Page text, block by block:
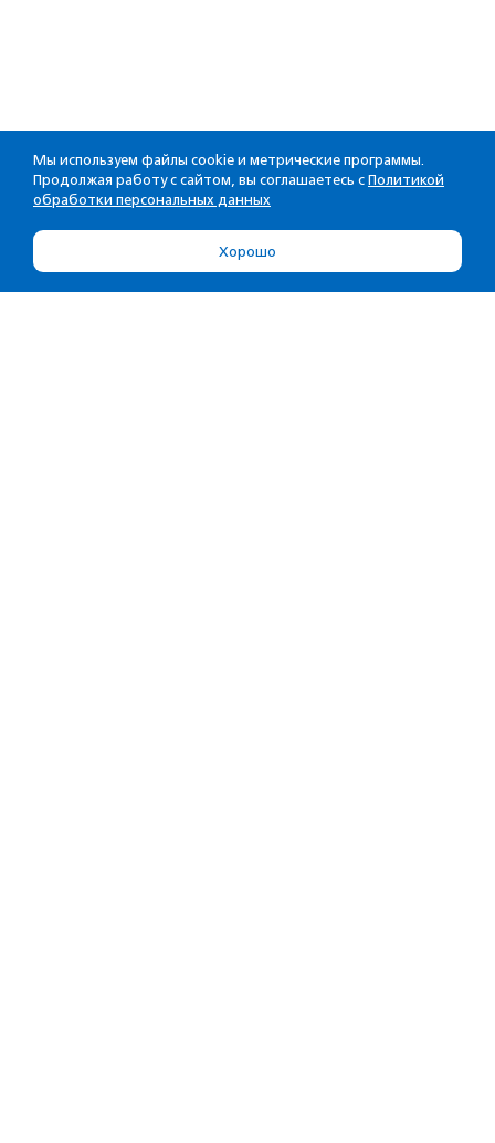
Мы используем файлы cookie и метрические программы.
Продолжая работу с сайтом, вы соглашаетесь с Политикой
обработки персональных данных
Хорошо